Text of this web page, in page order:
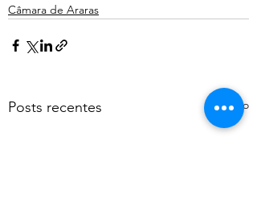
Câmara de Araras
Posts recentes Ver tudo